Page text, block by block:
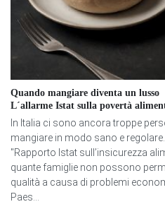
Quando mangiare diventa un lusso
L´allarme Istat sulla povertà
In Italia ci sono ancora troppe
mangiare in modo sano e
"Rapporto Istat sull’insicurezza
quante famiglie non possono
qualità a causa di problemi
Paes...